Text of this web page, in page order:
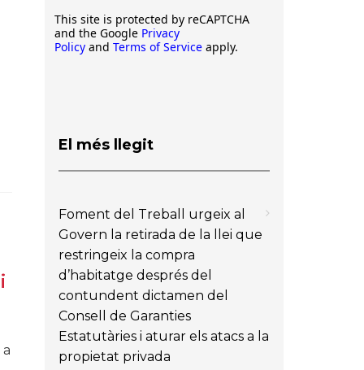
This site is protected by reCAPTCHA
and the Google Privacy
Policy and Terms of Service apply.
El més llegit
Foment del Treball urgeix al
Govern la retirada de la llei que
restringeix la compra
d’habitatge després del
contundent dictamen del
Consell de Garanties
Estatutàries i aturar els atacs a la
propietat privada